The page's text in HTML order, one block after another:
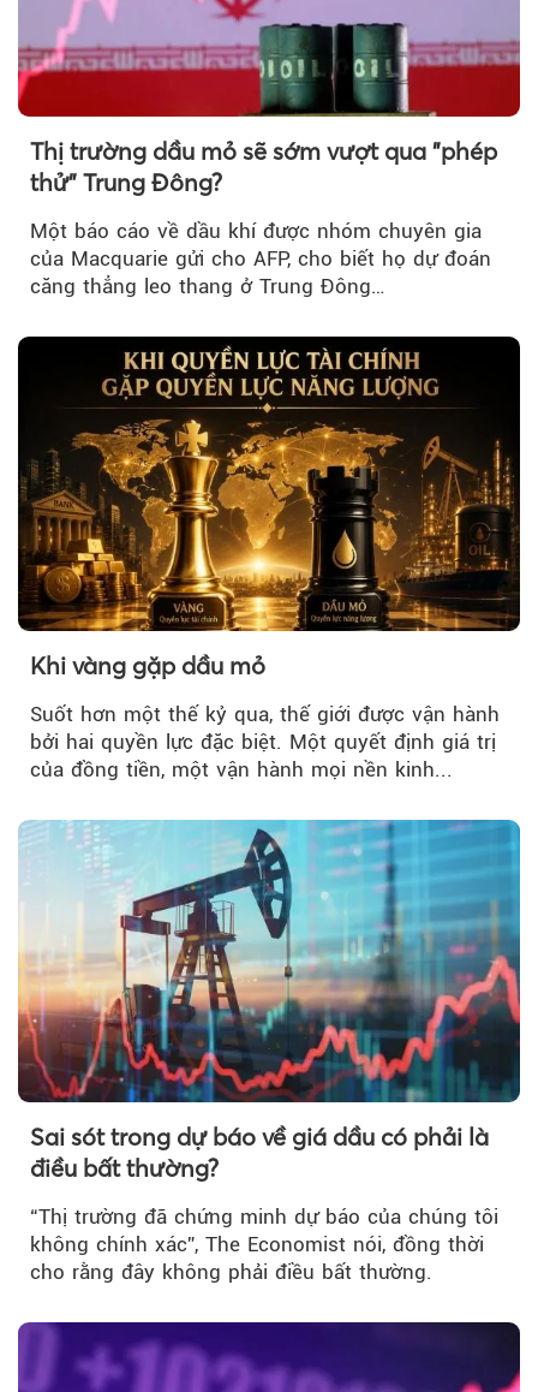
Thị trường dầu mỏ sẽ sớm vượt qua "phép
thử" Trung Đông?
Một báo cáo về dầu khí được nhóm chuyên gia
của Macquarie gửi cho AFP, cho biết họ dự đoán
căng thẳng leo thang ở Trung Đông…
Khi vàng gặp dầu mỏ
Suốt hơn một thế kỷ qua, thế giới được vận hành
bởi hai quyền lực đặc biệt. Một quyết định giá trị
của đồng tiền, một vận hành mọi nền kinh...
Sai sót trong dự báo về giá dầu có phải là
điều bất thường?
“Thị trường đã chứng minh dự báo của chúng tôi
không chính xác”, The Economist nói, đồng thời
cho rằng đây không phải điều bất thường.